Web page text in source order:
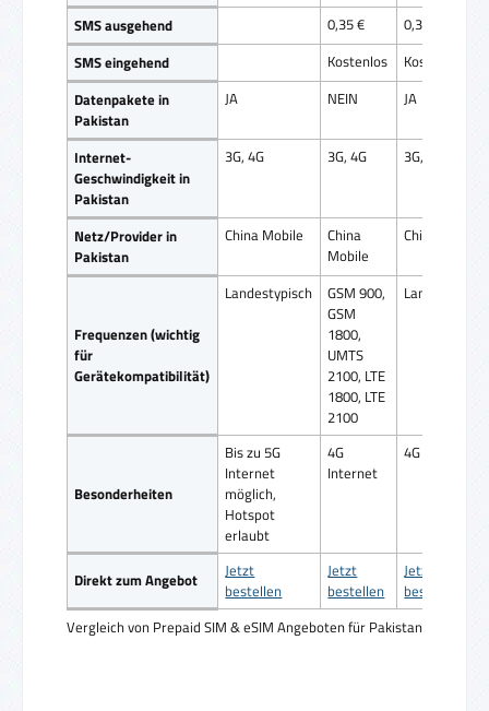
Vergleich von Prepaid SIM & eSIM Angeboten für Pakistan
SMS ausgehend 0,35 €
0,35 €
SMS eingehend
Kostenlos
Kostenlos
Datenpakete in
Pakistan
JA NEIN JA
Internet-
Geschwindigkeit in
Pakistan
3G, 4G 3G, 4G 3G, 4G
Netz/Provider in
Pakistan
China Mobile
China
Mobile
China Mobile
Frequenzen (wichtig
für
Gerätekompatibilität)
Landestypisch
GSM 900,
GSM
1800,
UMTS
2100, LTE
1800, LTE
2100
Besonderheiten
Bis zu 5G
Internet
möglich,
Hotspot
erlaubt
4G
Internet
4G Internet
Direkt zum Angebot
Jetzt
bestellen
Jetzt
bestellen
Jetzt
bestellen